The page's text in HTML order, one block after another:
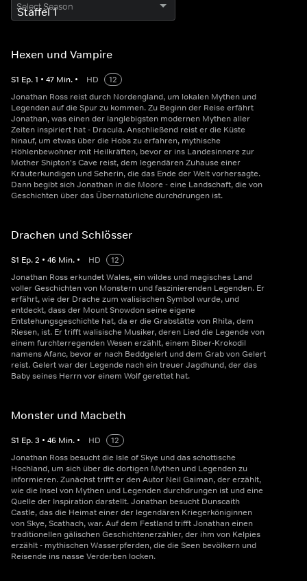
Select Season
Hexen und Vampire
S1 Ep.1 • 47 Min. • HD
12
Jonathan Ross reist durch Nordengland, um lokalen Mythen und
Legenden auf die Spur zu kommen. Zu Beginn der Reise erfährt
Jonathan, was einen der langlebigsten modernen Mythen aller
Zeiten inspiriert hat - Dracula. Anschließend reist er die Küste
hinauf, um etwas über die Hobs zu erfahren, mythische
Höhlenbewohner mit Heilkräften, bevor er ins Landesinnere zur
Mother Shipton's Cave reist, dem legendären Zuhause einer
Kräuterkundigen und Seherin, die das Ende der Welt vorhersagte.
Dann begibt sich Jonathan in die Moore - eine Landschaft, die von
Geschichten über das Übernatürliche durchdrungen ist.
Drachen und Schlösser
S1 Ep.2 • 46 Min. • HD
12
Jonathan Ross erkundet Wales, ein wildes und magisches Land
voller Geschichten von Monstern und faszinierenden Legenden. Er
erfährt, wie der Drache zum walisischen Symbol wurde, und
entdeckt, dass der Mount Snowdon seine eigene
Entstehungsgeschichte hat, da er die Grabstätte von Rhita, dem
Riesen, ist. Er trifft walisische Musiker, deren Lied die Legende von
einem furchterregenden Wesen erzählt, einem Biber-Krokodil
namens Afanc, bevor er nach Beddgelert und dem Grab von Gelert
reist. Gelert war der Legende nach ein treuer Jagdhund, der das
Baby seines Herrn vor einem Wolf gerettet hat.
Monster und Macbeth
S1 Ep.3 • 46 Min. • HD
12
Jonathan Ross besucht die Isle of Skye und das schottische
Hochland, um sich über die dortigen Mythen und Legenden zu
informieren. Zunächst trifft er den Autor Neil Gaiman, der erzählt,
wie die Insel von Mythen und Legenden durchdrungen ist und eine
Quelle der Inspiration darstellt. Jonathan besucht Dunscaith
Castle, das die Heimat einer der legendären Kriegerköniginnen
von Skye, Scathach, war. Auf dem Festland trifft Jonathan einen
traditionellen gälischen Geschichtenerzähler, der ihm von Kelpies
erzählt - mythischen Wasserpferden, die die Seen bevölkern und
Reisende ins nasse Verderben locken.